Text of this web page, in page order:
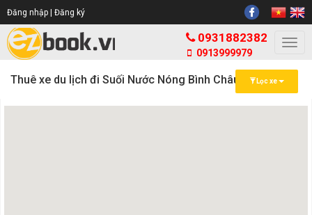
Đăng nhập | Đăng ký
0931882382
0913999979
Thuê xe du lịch đi Suối Nước Nóng Bình Châu Lọc xe